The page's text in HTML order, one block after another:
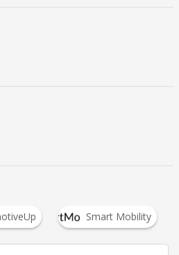
Smart Mobility